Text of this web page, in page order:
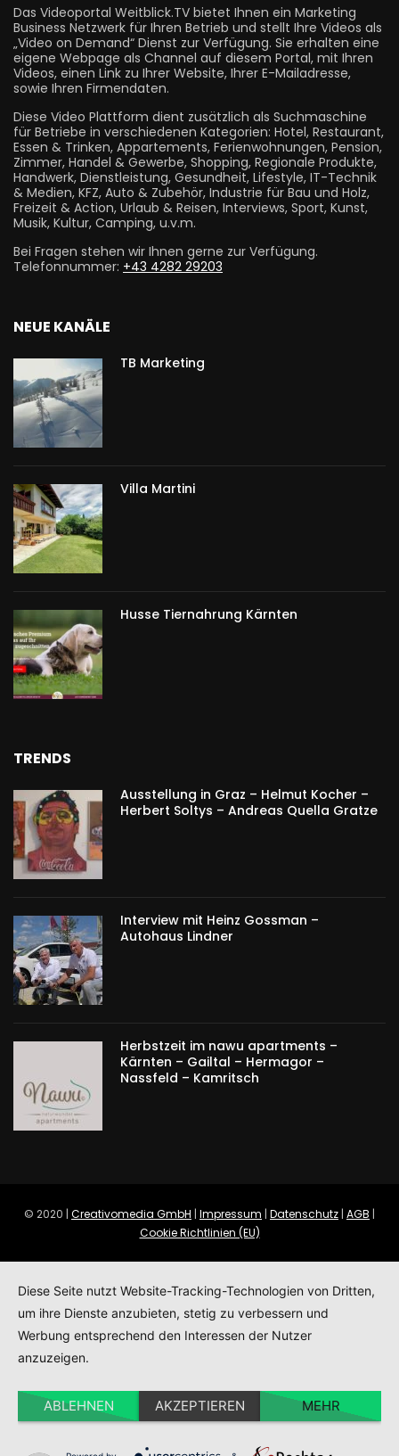
Das Videoportal Weitblick.TV bietet Ihnen ein Marketing
Business Netzwerk für Ihren Betrieb und stellt Ihre Videos als
„Video on Demand“ Dienst zur Verfügung. Sie erhalten eine
eigene Webpage als Channel auf diesem Portal, mit Ihren
Videos, einen Link zu Ihrer Website, Ihrer E-Mailadresse,
sowie Ihren Firmendaten.
Diese Video Plattform dient zusätzlich als Suchmaschine
für Betriebe in verschiedenen Kategorien: Hotel, Restaurant,
Essen & Trinken, Appartements, Ferienwohnungen, Pension,
Zimmer, Handel & Gewerbe, Shopping, Regionale Produkte,
Handwerk, Dienstleistung, Gesundheit, Lifestyle, IT-Technik
& Medien, KFZ, Auto & Zubehör, Industrie für Bau und Holz,
Freizeit & Action, Urlaub & Reisen, Interviews, Sport, Kunst,
Musik, Kultur, Camping, u.v.m.
Bei Fragen stehen wir Ihnen gerne zur Verfügung.
Telefonnummer: +43 4282 29203
NEUE KANÄLE
TB Marketing
Villa Martini
Husse Tiernahrung Kärnten
TRENDS
Ausstellung in Graz – Helmut Kocher –
Herbert Soltys – Andreas Quella Gratze
Interview mit Heinz Gossman –
Autohaus Lindner
Herbstzeit im nawu apartments –
Kärnten – Gailtal – Hermagor –
Nassfeld – Kamritsch
© 2020 | Creativomedia GmbH | Impressum | Datenschutz | AGB |
Cookie Richtlinien (EU)
Diese Seite nutzt Website-Tracking-Technologien von Dritten,
um ihre Dienste anzubieten, stetig zu verbessern und
Werbung entsprechend den Interessen der Nutzer
anzuzeigen.
ABLEHNEN AKZEPTIEREN MEHR